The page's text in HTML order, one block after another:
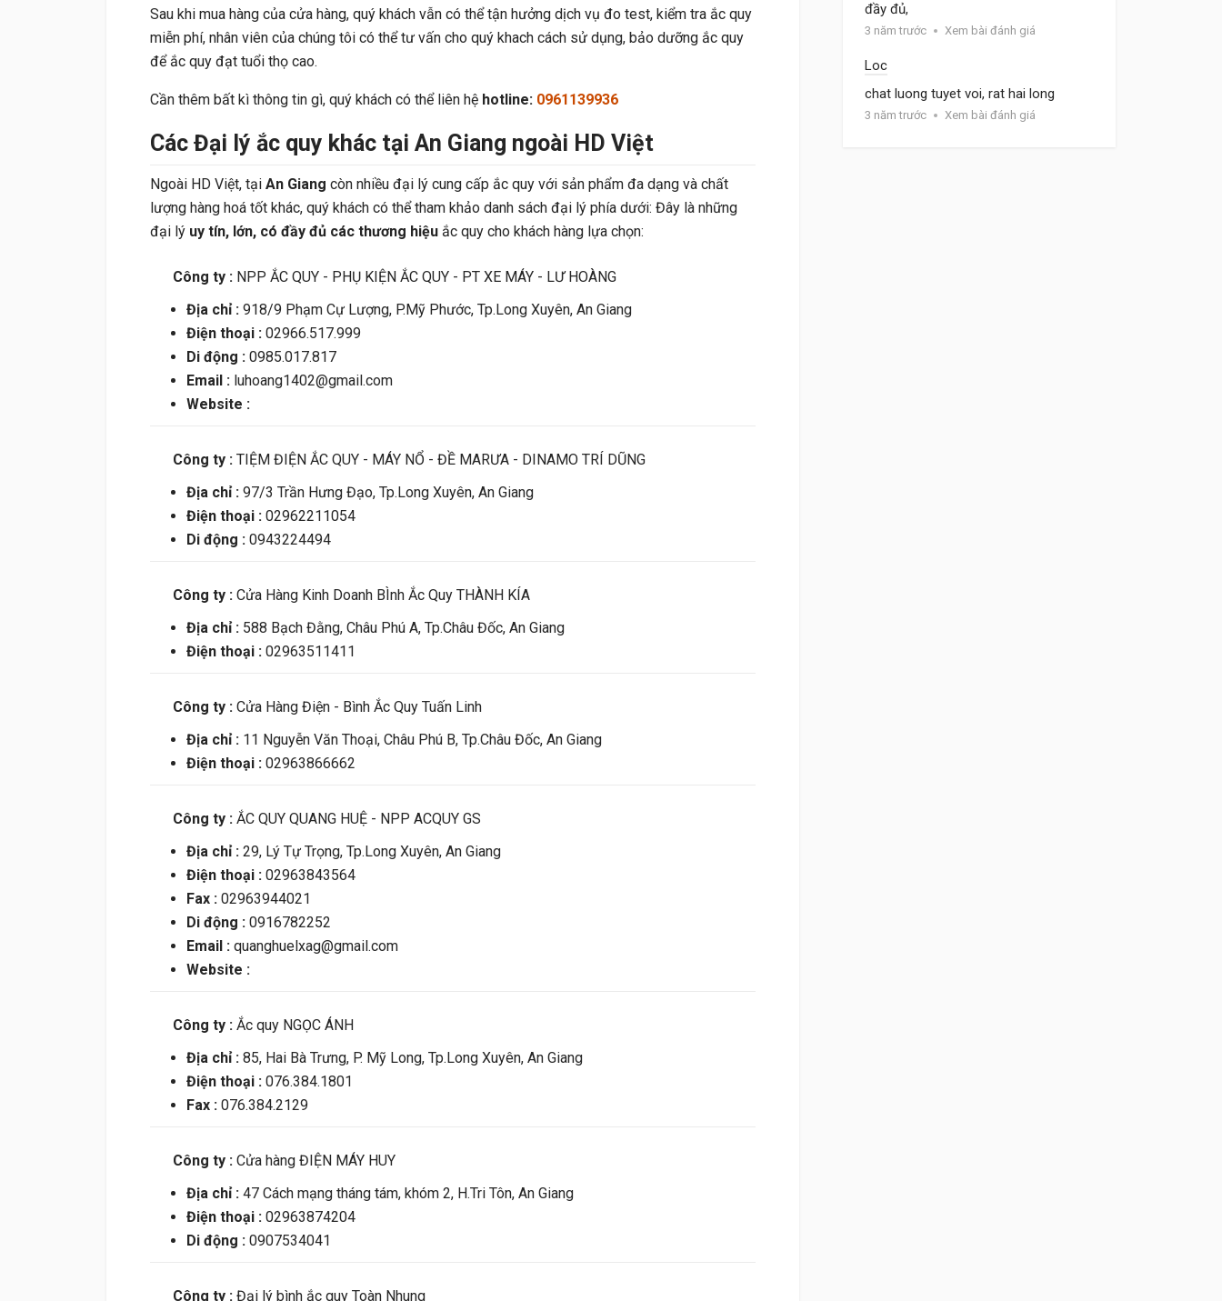
Sau khi mua hàng của cửa hàng, quý khách vẫn có thể tận hưởng dịch vụ đo test, kiểm tra ắc quy
miễn phí, nhân viên của chúng tôi có thể tư vấn cho quý khach cách sử dụng, bảo dưỡng ắc quy
để ắc quy đạt tuổi thọ cao.
Cần thêm bất kì thông tin gì, quý khách có thể liên hệ hotline: 0961139936
Các Đại lý ắc quy khác tại An Giang ngoài HD Việt
Ngoài HD Việt, tại An Giang còn nhiều đại lý cung cấp ắc quy với sản phẩm đa dạng và chất
lượng hàng hoá tốt khác, quý khách có thể tham khảo danh sách đại lý phía dưới: Đây là những
đại lý uy tín, lớn, có đầy đủ các thương hiệu ắc quy cho khách hàng lựa chọn:
Công ty : NPP ẮC QUY - PHỤ KIỆN ẮC QUY - PT XE MÁY - LƯ HOÀNG
Địa chỉ : 918/9 Phạm Cự Lượng, P.Mỹ Phước, Tp.Long Xuyên, An Giang
Điện thoại : 02966.517.999
Di động : 0985.017.817
Email : luhoang1402@gmail.com
Website :
Công ty : TIỆM ĐIỆN ẮC QUY - MÁY NỔ - ĐỀ MARƯA - DINAMO TRÍ DŨNG
Địa chỉ : 97/3 Trần Hưng Đạo, Tp.Long Xuyên, An Giang
Điện thoại : 02962211054
Di động : 0943224494
Công ty : Cửa Hàng Kinh Doanh BÌnh Ắc Quy THÀNH KÍA
Địa chỉ : 588 Bạch Đằng, Châu Phú A, Tp.Châu Đốc, An Giang
Điện thoại : 02963511411
Công ty : Cửa Hàng Điện - Bình Ắc Quy Tuấn Linh
Địa chỉ : 11 Nguyễn Văn Thoại, Châu Phú B, Tp.Châu Đốc, An Giang
Điện thoại : 02963866662
Công ty : ẮC QUY QUANG HUỆ - NPP ACQUY GS
Địa chỉ : 29, Lý Tự Trọng, Tp.Long Xuyên, An Giang
Điện thoại : 02963843564
Fax : 02963944021
Di động : 0916782252
Email : quanghuelxag@gmail.com
Website :
Công ty : Ắc quy NGỌC ÁNH
Địa chỉ : 85, Hai Bà Trưng, P. Mỹ Long, Tp.Long Xuyên, An Giang
Điện thoại : 076.384.1801
Fax : 076.384.2129
Công ty : Cửa hàng ĐIỆN MÁY HUY
Địa chỉ : 47 Cách mạng tháng tám, khóm 2, H.Tri Tôn, An Giang
Điện thoại : 02963874204
Di động : 0907534041
Công ty : Đại lý bình ắc quy Toàn Nhung
đầy đủ,
3 năm trước Xem bài đánh giá
Loc
chat luong tuyet voi, rat hai long
3 năm trước Xem bài đánh giá